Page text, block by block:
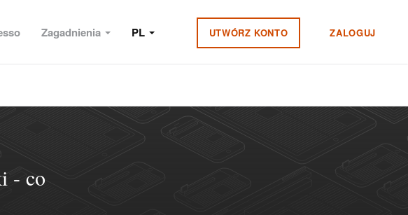
Zagadnienia PL UTWÓRZ KONTO ZALOGUJ
- co